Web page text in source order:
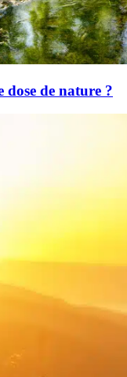
dose de nature ?